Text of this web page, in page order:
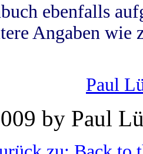
ebenfalls
Angaben wie
Paul
by Paul